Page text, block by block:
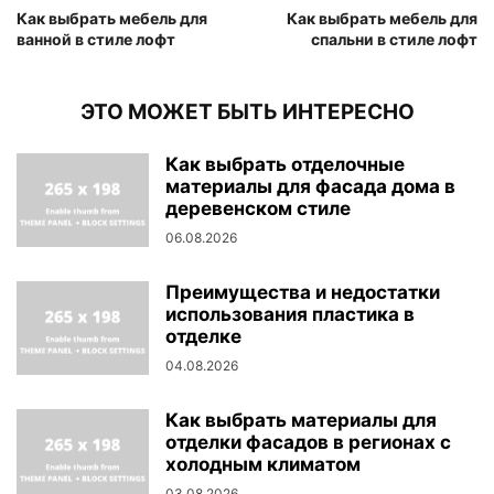
Как выбрать мебель для
ванной в стиле лофт
Как выбрать мебель для
спальни в стиле лофт
ЭТО МОЖЕТ БЫТЬ ИНТЕРЕСНО
Как выбрать отделочные
материалы для фасада дома в
деревенском стиле
06.08.2026
Преимущества и недостатки
использования пластика в
отделке
04.08.2026
Как выбрать материалы для
отделки фасадов в регионах с
холодным климатом